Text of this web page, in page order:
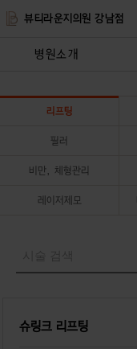
뷰티라운지의원 강남점
병원소개
리프팅
필러
비만, 체형관리
레이저제모
슈링크 리프팅